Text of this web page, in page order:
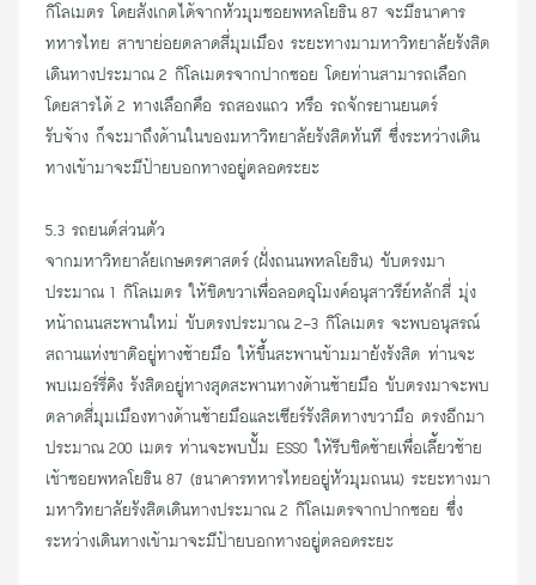
กิโลเมตร โดยสังเกตได้จากหัวมุมซอยพหลโยธิน 87 จะมีธนาคาร
ทหารไทย สาขาย่อยตลาดสี่มุมเมือง ระยะทางมามหาวิทยาลัยรังสิต
เดินทางประมาณ 2 กิโลเมตรจากปากซอย โดยท่านสามารถเลือก
โดยสารได้ 2 ทางเลือกคือ รถสองแถว หรือ รถจักรยานยนตร์
รับจ้าง ก็จะมาถึงด้านในของมหาวิทยาลัยรังสิตทันที ซึ่งระหว่างเดิน
ทางเข้ามาจะมีป้ายบอกทางอยู่ตลอดระยะ
5.3 รถยนต์ส่วนตัว
จากมหาวิทยาลัยเกษตรศาสตร์ (ฝั่งถนนพหลโยธิน) ขับตรงมา
ประมาณ 1 กิโลเมตร ให้ชิดขวาเพื่อลอดอุโมงค์อนุสาวรีย์หลักสี่ มุ่ง
หน้าถนนสะพานใหม่ ขับตรงประมาณ 2-3 กิโลเมตร จะพบอนุสรณ์
สถานแห่งชาติอยู่ทางซ้ายมือ ให้ขึ้นสะพานข้ามมายังรังสิต ท่านจะ
พบเมอร์รี่คิง รังสิตอยู่ทางสุดสะพานทางด้านซ้ายมือ ขับตรงมาจะพบ
ตลาดสี่มุมเมืองทางด้านซ้ายมือและเซียร์รังสิตทางขวามือ ตรงอีกมา
ประมาณ 200 เมตร ท่านจะพบปั้ม ESSO ให้รีบชิดซ้ายเพื่อเลี้ยวซ้าย
เช้าซอยพหลโยธิน 87 (ธนาคารทหารไทยอยู่หัวมุมถนน) ระยะทางมา
มหาวิทยาลัยรังสิตเดินทางประมาณ 2 กิโลเมตรจากปากซอย ซึ่ง
ระหว่างเดินทางเข้ามาจะมีป้ายบอกทางอยู่ตลอดระยะ